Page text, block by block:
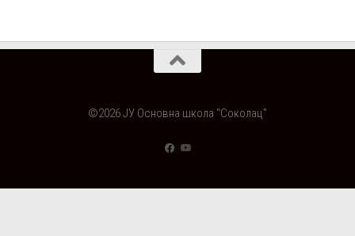
©2026 ЈУ Основна школа "Соколац"